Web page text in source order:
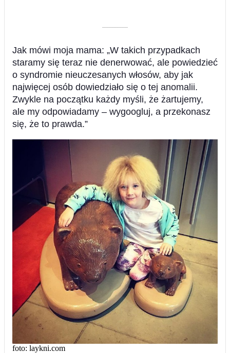
––––––––––
Jak mówi moja mama: „W takich przypadkach
staramy się teraz nie denerwować, ale powiedzieć
o syndromie nieuczesanych włosów, aby jak
najwięcej osób dowiedziało się o tej anomalii.
Zwykle na początku każdy myśli, że żartujemy,
ale my odpowiadamy – wygoogluj, a przekonasz
się, że to prawda.”
foto: laykni.com